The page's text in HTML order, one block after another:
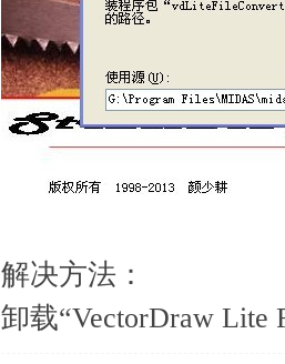
解决方法：
卸载“VectorDraw Lite